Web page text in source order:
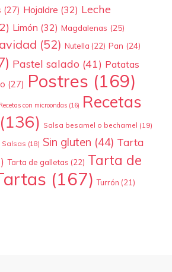
(27) Hojaldre (32) Leche
Limón (32) Magdalenas (25)
(52) Nutella (22) Pan (24)
Pastel salado (41) Patatas
(27) Postres (169)
con microondas (16) Recetas
(136) Salsa besamel o bechamel (19)
Salsas (18) Sin gluten (44) Tarta
Tarta de galletas (22) Tarta de
(167) Turrón (21)